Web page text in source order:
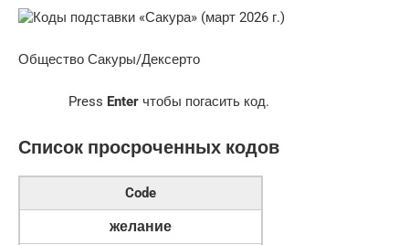
Общество Сакуры/Дексерто
Press Enter чтобы погасить код.
Список просроченных кодов
Code
желание